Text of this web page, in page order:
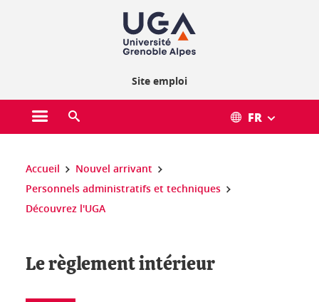
Site emploi
Ouvrir le menu principal FR
Vous êtes ici :
Accueil
Nouvel arrivant
Personnels administratifs et techniques
Découvrez l'UGA
Le règlement intérieur